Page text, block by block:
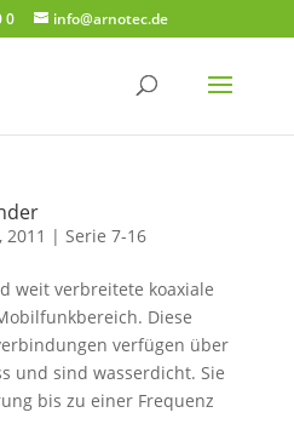
0 info@arnotec.de
2011 | Serie 7-16
weit verbreitete koaxiale
Diese
verfügen über
und sind wasserdicht. Sie
bis zu einer Frequenz